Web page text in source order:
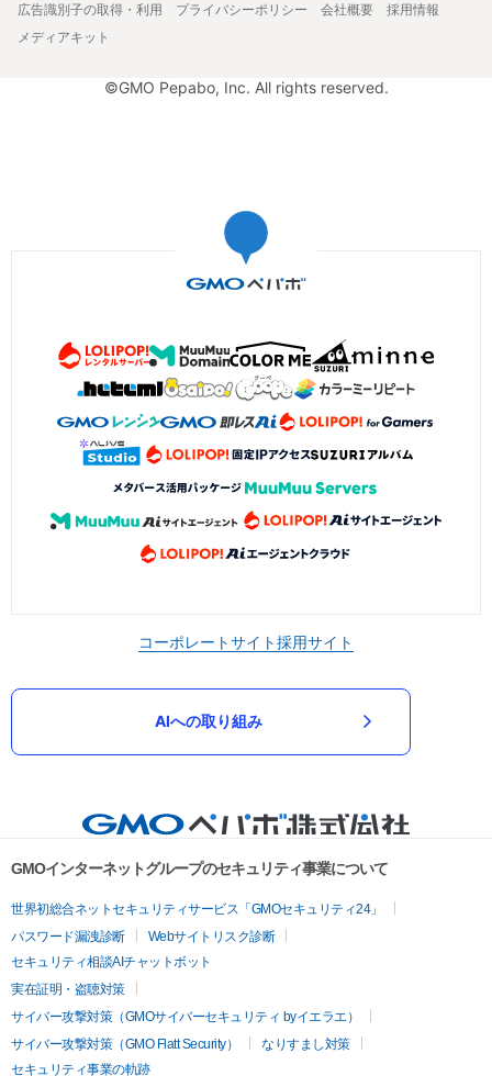
広告識別子の取得・利用
プライバシーポリシー 会社概要
採用情報
メディアキット
©GMO Pepabo, Inc. All rights reserved.
コーポレートサイト採用サイト
AIへの取り組み
GMOインターネットグループのセキュリティ事業について
世界初総合ネットセキュリティサービス「GMOセキュリティ24」
パスワード漏洩診断
Webサイトリスク診断
セキュリティ相談AIチャットボット
実在証明・盗聴対策
サイバー攻撃対策（GMOサイバーセキュリティ byイエラエ）
サイバー攻撃対策（GMO Flatt Security）
なりすまし対策
セキュリティ事業の軌跡